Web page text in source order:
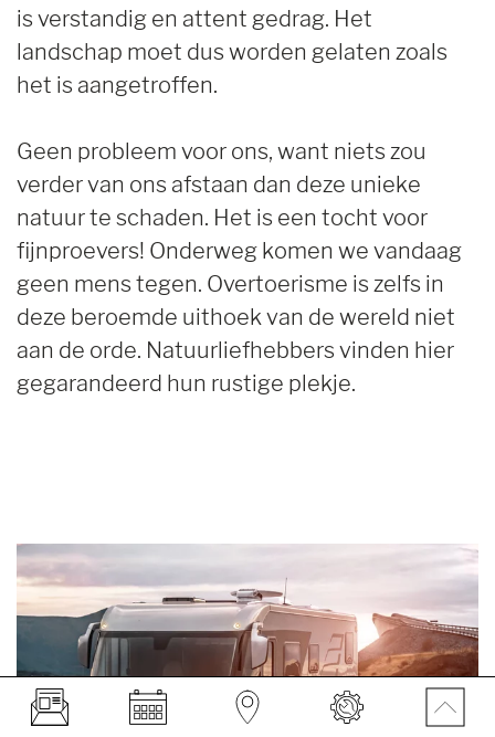
is verstandig en attent gedrag. Het
landschap moet dus worden gelaten zoals
het is aangetroffen.
Geen probleem voor ons, want niets zou
verder van ons afstaan dan deze unieke
natuur te schaden. Het is een tocht voor
fijnproevers! Onderweg komen we vandaag
geen mens tegen. Overtoerisme is zelfs in
deze beroemde uithoek van de wereld niet
aan de orde. Natuurliefhebbers vinden hier
gegarandeerd hun rustige plekje.